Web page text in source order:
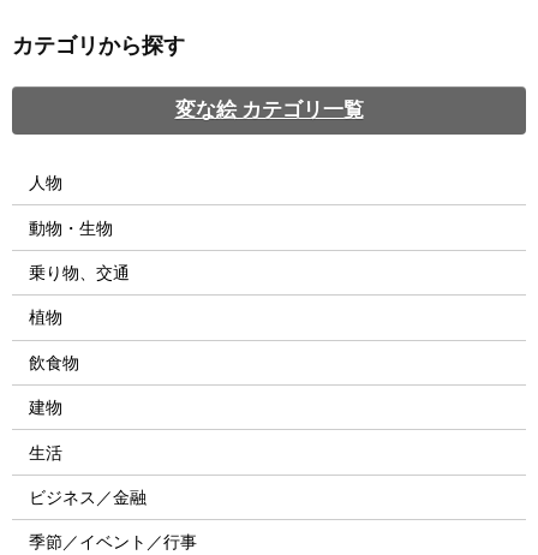
カテゴリから探す
変な絵 カテゴリ一覧
人物
動物・生物
乗り物、交通
植物
飲食物
建物
生活
ビジネス／金融
季節／イベント／行事